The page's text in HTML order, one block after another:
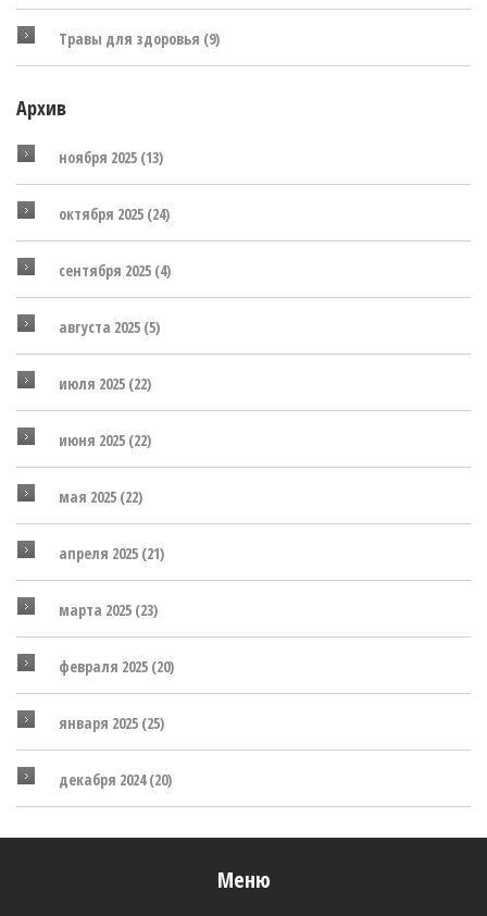
Травы для здоровья (9)
Архив
ноября 2025 (13)
октября 2025 (24)
сентября 2025 (4)
августа 2025 (5)
июля 2025 (22)
июня 2025 (22)
мая 2025 (22)
апреля 2025 (21)
марта 2025 (23)
февраля 2025 (20)
января 2025 (25)
декабря 2024(20)
Меню